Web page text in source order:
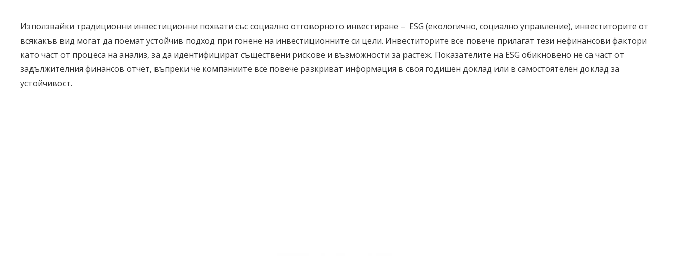
Използвайки традиционни инвестиционни похвати със социално отговорното инвестиране – ESG (екологично, социално управление), инвеститорите от
всякакъв вид могат да поемат устойчив подход при гонене на инвестиционните си цели. Инвеститорите все повече прилагат тези нефинансови фактори
като част от процеса на анализ, за да идентифицират съществени рискове и възможности за растеж. Показателите на ESG обикновено не са част от
задължителния финансов отчет, въпреки че компаниите все повече разкриват информация в своя годишен доклад или в самостоятелен доклад за
устойчивост.